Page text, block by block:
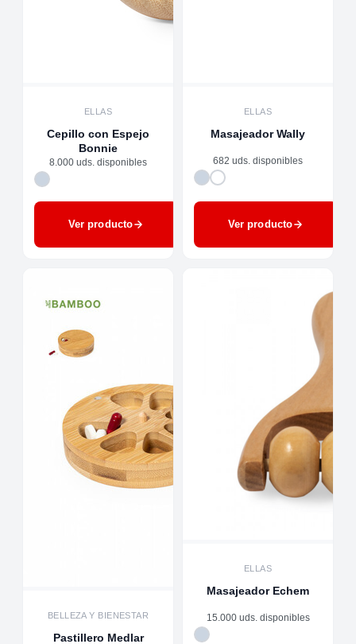
ELLAS
Cepillo con Espejo
Bonnie
8.000 uds. disponibles
Ver producto
ELLAS
Masajeador Wally
682 uds. disponibles
Ver producto
BELLEZA Y BIENESTAR
Pastillero Medlar
ELLAS
Masajeador Echem
15.000 uds. disponibles